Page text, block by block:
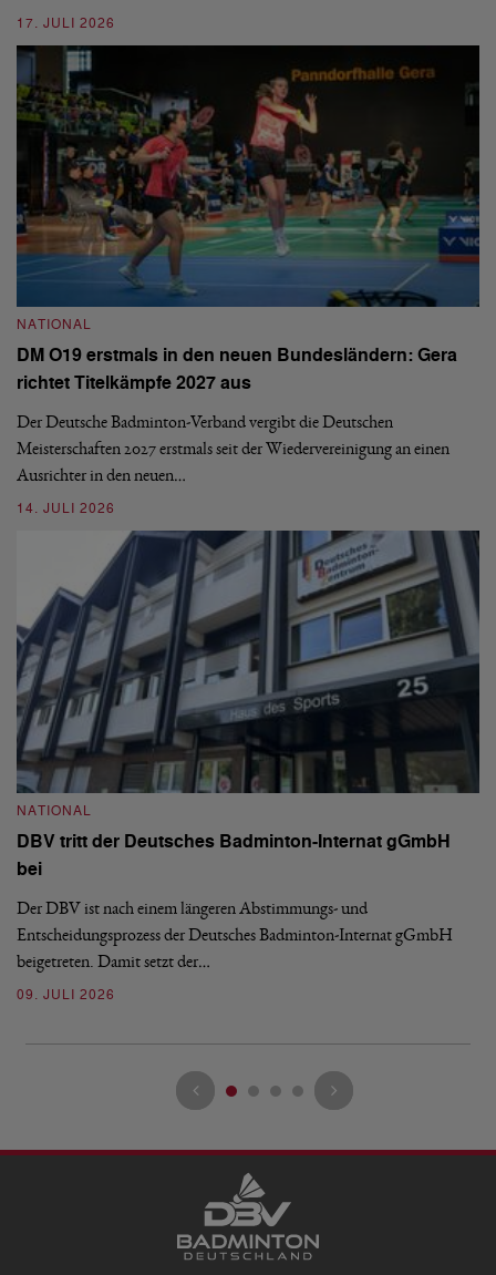
17. JULI 2026
NATIONAL
DM O19 erstmals in den neuen Bundesländern: Gera
richtet Titelkämpfe 2027 aus
Der Deutsche Badminton-Verband vergibt die Deutschen
Meisterschaften 2027 erstmals seit der Wiedervereinigung an einen
Ausrichter in den neuen…
14. JULI 2026
NATIONAL
DBV tritt der Deutsches Badminton-Internat gGmbH
bei
Der DBV ist nach einem längeren Abstimmungs- und
Entscheidungsprozess der Deutsches Badminton-Internat gGmbH
beigetreten. Damit setzt der…
09. JULI 2026